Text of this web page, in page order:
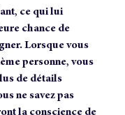
ce qui lui
chance de
Lorsque vous
personne, vous
de détails
ne savez pas
la conscience de